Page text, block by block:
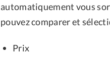
automatiquement vous
pouvez comparer et
Prix